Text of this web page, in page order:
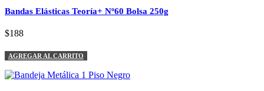
Bandas Elásticas Teoría+ Nº60 Bolsa 250g
$188
AGREGAR AL CARRITO